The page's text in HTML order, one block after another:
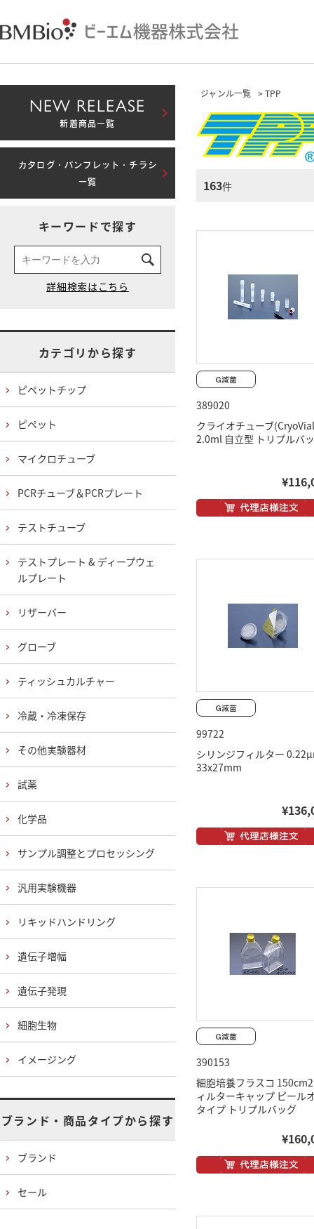
ジャンル一覧 > TPP
163件
389020
クライオチューブ
2.0ml 自立型 トリプルバ
99722
シリンジフィルター
33x27mm
390153
細胞培養フラスコ
ィルターキャップ ピール
タイプ トリプルバッグ
NEW RELEASE
新着商品一覧
カタログ・パンフレット・チラシ
一覧
キーワードで探す
カテゴリから探す
ピペットチップ
ピペット
マイクロチューブ
PCRチューブ＆PCRプレート
テストチューブ
テストプレート & ディープウェ
ルプレート
リザーバー
グローブ
ティッシュカルチャー
冷蔵・冷凍保存
その他実験器材
試薬
化学品
サンプル調整とプロセッシング
汎用実験機器
リキッドハンドリング
遺伝子増幅
遺伝子発現
細胞生物
イメージング
ブランド・商品タイプから探す
ブランド
セール